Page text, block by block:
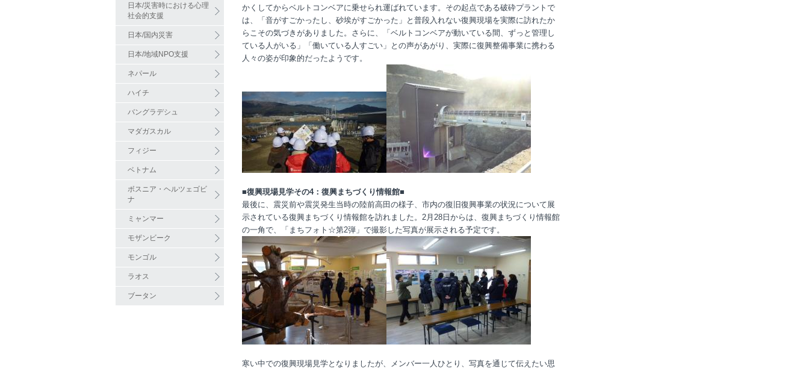
日本/災害時における心理
社会的支援
日本/国内災害
日本/地域NPO支援
ネパール
ハイチ
バングラデシュ
マダガスカル
フィジー
ベトナム
ボスニア・ヘルツェゴビ
ナ
ミャンマー
モザンビーク
モンゴル
ラオス
ブータン
かくしてからベルトコンベアに乗せられ運ばれています。その起点である破砕プラントで
は、「音がすごかったし、砂埃がすごかった」と普段入れない復興現場を実際に訪れたか
らこその気づきがありました。さらに、「ベルトコンベアが動いている間、ずっと管理し
ている人がいる」「働いている人すごい」との声があがり、実際に復興整備事業に携わる
人々の姿が印象的だったようです。
■復興現場見学その4：復興まちづくり情報館■
最後に、震災前や震災発生当時の陸前高田の様子、市内の復旧復興事業の状況について展
示されている復興まちづくり情報館を訪れました。 2月 28 日からは、復興まちづくり情報館
の一角で、「まちフォト☆第2弾」で撮影した写真が展示される予定です。
寒い中での復興現場見学となりましたが、メンバー一人ひとり、写真を通じて伝えたい思